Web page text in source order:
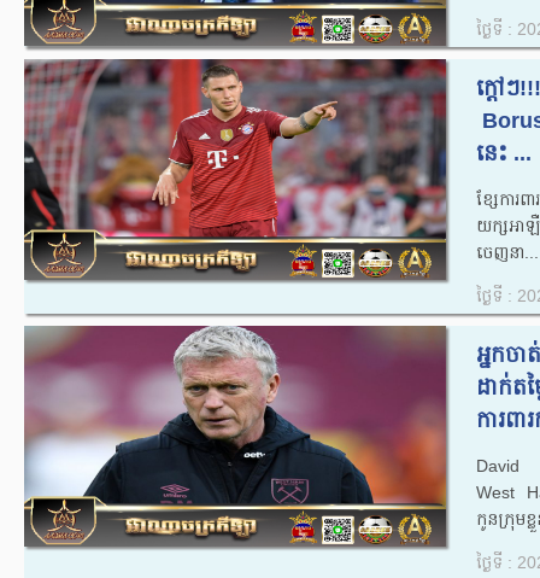
ថ្ងៃទី :
ក្តៅៗ
នេះ ...
ខ្សែកា
យក្សអា
ចេញនា...
ថ្ងៃទី :
អ្នកច
ដាក់ត
ការពា
David
West
កូនក្រុមខ្
ថ្ងៃទី :